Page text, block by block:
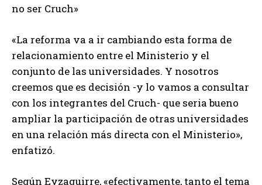
no ser Cruch»
«La reforma va a ir cambiando esta forma de
relacionamiento entre el Ministerio y el
conjunto de las universidades. Y nosotros
creemos que es decisión -y lo vamos a consultar
con los integrantes del Cruch- que seria bueno
ampliar la participación de otras universidades
en una relación más directa con el Ministerio»,
enfatizó.
Según Eyzaguirre, «efectivamente, tanto el tema